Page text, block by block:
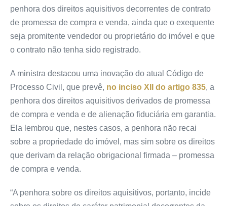
penhora dos direitos aquisitivos decorrentes de contrato
de promessa de compra e venda, ainda que o exequente
seja promitente vendedor ou proprietário do imóvel e que
o contrato não tenha sido registrado.
A ministra destacou uma inovação do atual Código de
Processo Civil, que prevê, no inciso XII do artigo 835, a
penhora dos direitos aquisitivos derivados de promessa
de compra e venda e de alienação fiduciária em garantia.
Ela lembrou que, nestes casos, a penhora não recai
sobre a propriedade do imóvel, mas sim sobre os direitos
que derivam da relação obrigacional firmada – promessa
de compra e venda.
“A penhora sobre os direitos aquisitivos, portanto, incide